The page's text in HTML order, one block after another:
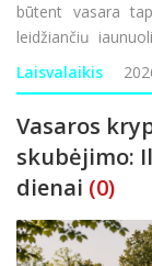
būtent vasara
leidžiančių
rugpjūtį kviečia
nebus p
Laisvalaikis
Vasaros
skubėjimo:
dienai (0)